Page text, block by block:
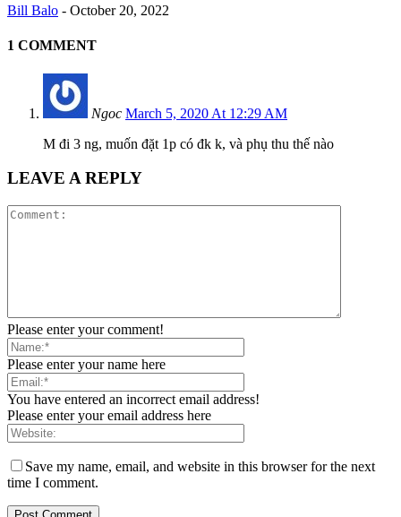
Bill Balo - October 20, 2022
1 COMMENT
Ngoc March 5, 2020 At 12:29 AM
M đi 3 ng, muốn đặt 1p có đk k, và phụ thu thế nào
LEAVE A REPLY
Please enter your comment!
Please enter your name here
You have entered an incorrect email address!
Please enter your email address here
Save my name, email, and website in this browser for the next
time I comment.